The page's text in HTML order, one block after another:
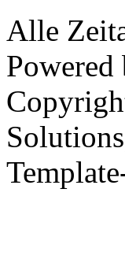
Alle
Powered